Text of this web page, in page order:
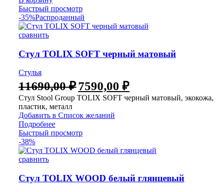
Быстрый просмотр
-35%Распроданный
сравнить
Стул TOLIX SOFT черный матовый
Стулья
11690,00₽ Первоначальная
цена
составляла
7590,00 ₽Текущая
цена:
7590,00 ₽.
Стул Stool Group TOLIX SOFT черный матовый, экокожа,
пластик, металл
Добавить в Список желаний
Подробнее
Быстрый просмотр
-38%
сравнить
Стул TOLIX WOOD белый глянцевый